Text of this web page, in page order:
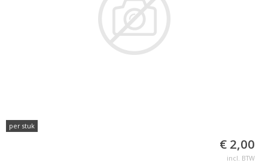
per stuk
€ 2,00
incl. BTW